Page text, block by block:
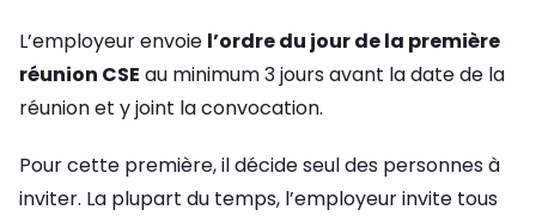
L’employeur envoie l’ordre du jour de la première
réunion CSE au minimum 3 jours avant la date de la
réunion et y joint la convocation.
Pour cette première, il décide seul des personnes à
inviter. La plupart du temps, l’employeur invite tous